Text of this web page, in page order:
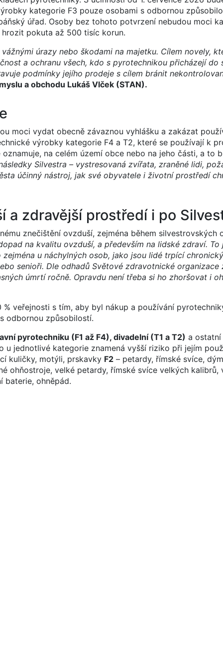
kategorie F3 pouze osobami s odbornou
úřad. Osoby bez tohoto potvrzení nebudou moci
pokuta až 500 tisíc korun.
úrazy nebo škodami na majetku. Cílem novely,
a ochranu všech, kdo s pyrotechnikou přicházejí do
podmínky jejího prodeje s cílem bránit
a obchodu Lukáš Vlček (STAN).
moci vydat obecně závaznou vyhlášku a zakázat
výrobky kategorie F4 a T2, které se používají k
na celém území obce nebo na jeho části, a to
Silvestra – vystresovaná zvířata, zraněné lidi,
účinný nástroj, jak své obyvatele i životní prostředí
a zdravější prostředí i po
znečištění ovzduší, zejména během silvestrovských
na kvalitu ovzduší, a především na lidské zdraví. To
u náchylných osob, jako jsou lidé trpící
senioři. Dle odhadů Světové zdravotnické organizace
úmrtí ročně. Opravdu není třeba si ho zhoršovat i
% veřejnosti s tím, aby byl nákup a používání
odbornou způsobilostí.
pyrotechniku (F1 až F4), divadelní (T1 a T2) a ostatní
u jednotlivé kategorie znamená vyšší riziko při jejím
kuličky, motýli, prskavky F2 – petardy, římské svíce,
ohňostroje, velké petardy, římské svíce velkých kalibrů,
baterie, ohněpád.